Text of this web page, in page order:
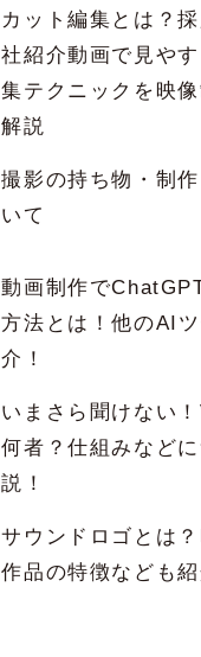
カット編集とは？
社紹介動画で見や
集テクニックを映
解説
撮影の持ち物・制
いて
動画制作で
方法とは！他のAI
介！
いまさら聞けない
何者？仕組みなど
説！
サウンドロゴとは
作品の特徴なども紹